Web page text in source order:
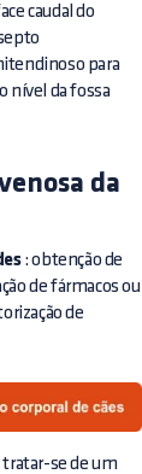
caudal do
para
nível da fossa
da
: obtenção de
de fármacos ou
de
tratar-se de um